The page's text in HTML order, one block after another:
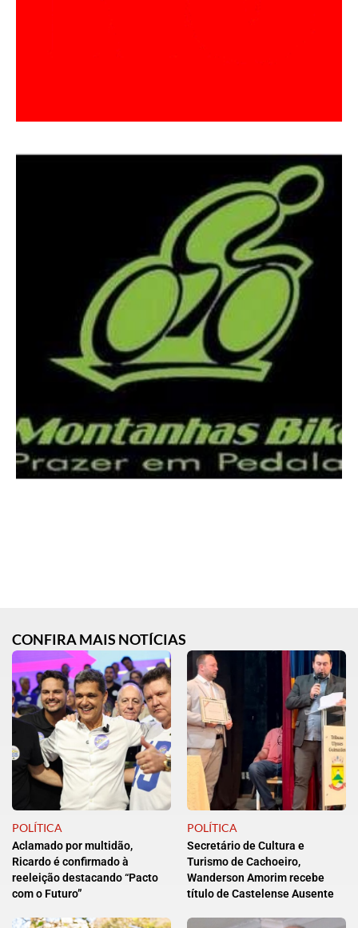
CONFIRA MAIS NOTÍCIAS
POLÍTICA
Aclamado por multidão,
Ricardo é confirmado à
reeleição destacando “Pacto
com o Futuro”
POLÍTICA
Secretário de Cultura e
Turismo de Cachoeiro,
Wanderson Amorim recebe
título de Castelense Ausente